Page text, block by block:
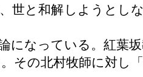
世と和解しようとし
なっている。紅葉
その北村牧師に対し